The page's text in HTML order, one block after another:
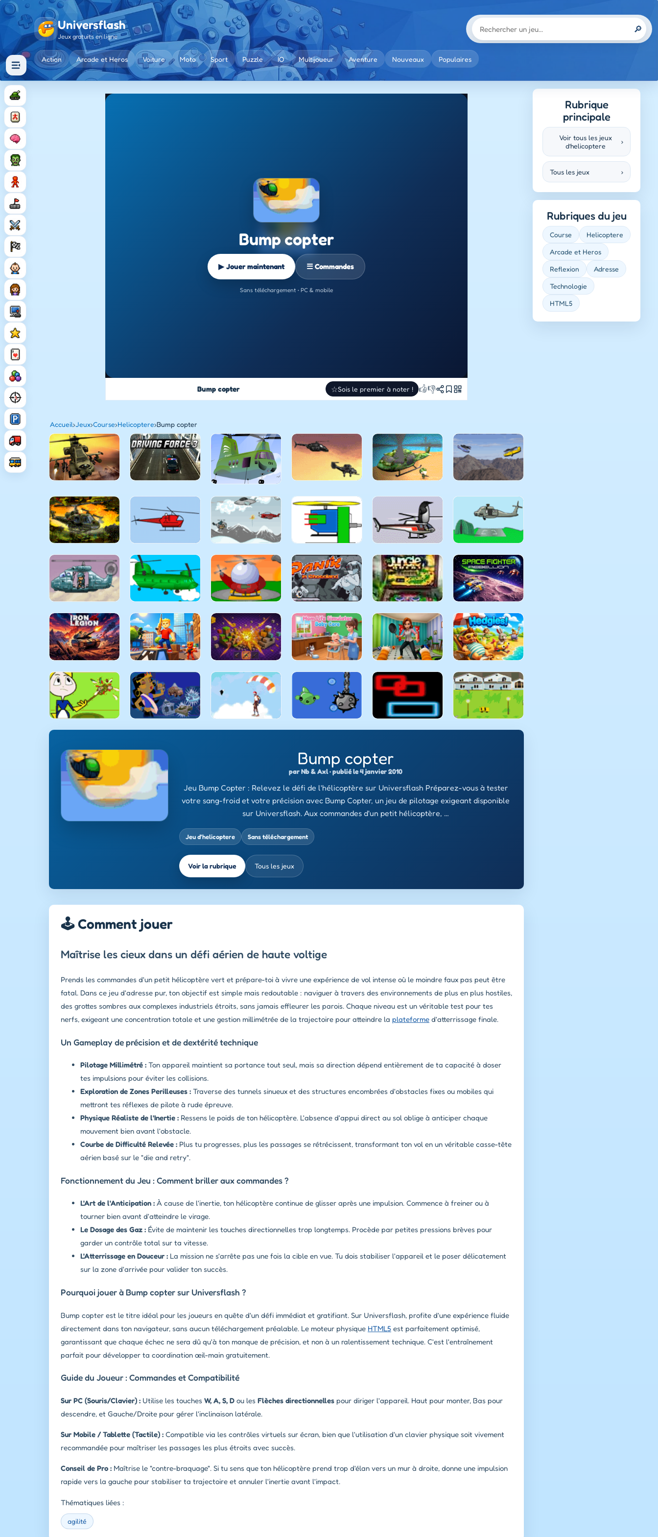
Universflash
Jeux gratuits en ligne
🔎
Action Arcade et Heros Voiture Moto Sport Puzzle IO Multijoueur Aventure Nouveaux Populaires
Bump copter
▶ Jouer maintenant ☰ Commandes
Sans téléchargement • PC & mobile
Bump copter ☆Sois le premier à noter ! 👍👎
Accueil›Jeux›Course›Helicoptere›Bump copter
Bump copter
par Nb & Axl · publié le 4 janvier 2010
Jeu Bump Copter : Relevez le défi de l'hélicoptère sur Universflash Préparez-vous à tester
votre sang-froid et votre précision avec Bump Copter, un jeu de pilotage exigeant disponible
sur Universflash. Aux commandes d'un petit hélicoptère, …
Jeu d’helicoptere Sans téléchargement
Voir la rubrique Tous les jeux
🕹️ Comment jouer
Maîtrise les cieux dans un défi aérien de haute voltige
Prends les commandes d'un petit hélicoptère vert et prépare-toi à vivre une expérience de vol intense où le moindre faux pas peut être
fatal. Dans ce jeu d'adresse pur, ton objectif est simple mais redoutable : naviguer à travers des environnements de plus en plus hostiles,
des grottes sombres aux complexes industriels étroits, sans jamais effleurer les parois. Chaque niveau est un véritable test pour tes
nerfs, exigeant une concentration totale et une gestion millimétrée de la trajectoire pour atteindre la plateforme d'atterrissage finale.
Un Gameplay de précision et de dextérité technique
Pilotage Millimétré : Ton appareil maintient sa portance tout seul, mais sa direction dépend entièrement de ta capacité à doser
tes impulsions pour éviter les collisions.
Exploration de Zones Perilleuses : Traverse des tunnels sinueux et des structures encombrées d'obstacles fixes ou mobiles qui
mettront tes réflexes de pilote à rude épreuve.
Physique Réaliste de l'Inertie : Ressens le poids de ton hélicoptère. L'absence d'appui direct au sol oblige à anticiper chaque
mouvement bien avant l'obstacle.
Courbe de Difficulté Relevée : Plus tu progresses, plus les passages se rétrécissent, transformant ton vol en un véritable casse-tête
aérien basé sur le "die and retry".
Fonctionnement du Jeu : Comment briller aux commandes ?
L'Art de l'Anticipation : À cause de l'inertie, ton hélicoptère continue de glisser après une impulsion. Commence à freiner ou à
tourner bien avant d'atteindre le virage.
Le Dosage des Gaz : Évite de maintenir les touches directionnelles trop longtemps. Procède par petites pressions brèves pour
garder un contrôle total sur ta vitesse.
L'Atterrissage en Douceur : La mission ne s'arrête pas une fois la cible en vue. Tu dois stabiliser l'appareil et le poser délicatement
sur la zone d'arrivée pour valider ton succès.
Pourquoi jouer à Bump copter sur Universflash ?
Bump copter est le titre idéal pour les joueurs en quête d'un défi immédiat et gratifiant. Sur Universflash, profite d'une expérience fluide
directement dans ton navigateur, sans aucun téléchargement préalable. Le moteur physique HTML5 est parfaitement optimisé,
garantissant que chaque échec ne sera dû qu'à ton manque de précision, et non à un ralentissement technique. C'est l'entraînement
parfait pour développer ta coordination œil-main gratuitement.
Guide du Joueur : Commandes et Compatibilité
Sur PC (Souris/Clavier) : Utilise les touches W, A, S, D ou les Flèches directionnelles pour diriger l'appareil. Haut pour monter, Bas pour
descendre, et Gauche/Droite pour gérer l'inclinaison latérale.
Sur Mobile / Tablette (Tactile) : Compatible via les contrôles virtuels sur écran, bien que l'utilisation d'un clavier physique soit vivement
recommandée pour maîtriser les passages les plus étroits avec succès.
Conseil de Pro : Maîtrise le "contre-braquage". Si tu sens que ton hélicoptère prend trop d'élan vers un mur à droite, donne une impulsion
rapide vers la gauche pour stabiliser ta trajectoire et annuler l'inertie avant l'impact.
Thématiques liées :
agilité
Rubrique
principale
Voir tous les jeux
d’helicoptere
›
Tous les jeux ›
Rubriques du jeu
Course Helicoptere
Arcade et Heros
Reflexion Adresse
Technologie
HTML5